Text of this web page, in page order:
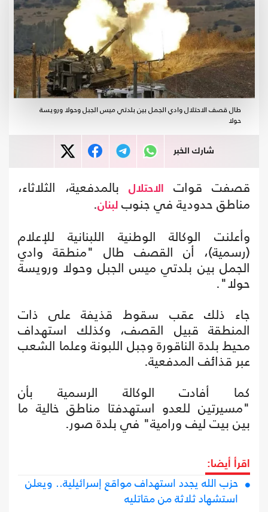
طال قصف الاحتلال وادي الجمل بين بلدتي ميس الجبل وحولا ورويسة
حولا
شارك الخبر
قصفت قوات الاحتلال
بالمدفعية، الثلاثاء،
مناطق حدودية في جنوب لبنان.
وأعلنت الوكالة الوطنية اللبنانية للإعلام
(رسمية)، أن القصف طال "منطقة وادي
الجمل بين بلدتي ميس الجبل وحولا ورويسة
حولا".
جاء ذلك عقب سقوط قذيفة على ذات
المنطقة قبيل القصف، وكذلك استهداف
محيط بلدة الناقورة وجبل اللبونة وعلما الشعب
عبر قذائف المدفعية.
كما أفادت الوكالة الرسمية بأن
"مسيرتين للعدو استهدفتا مناطق خالية ما
بين بيت ليف ورامية" في بلدة صور.
اقرأ أيضا:
حزب الله يجدد استهداف مواقع إسرائيلية.. ويعلن
استشهاد ثلاثة من مقاتليه